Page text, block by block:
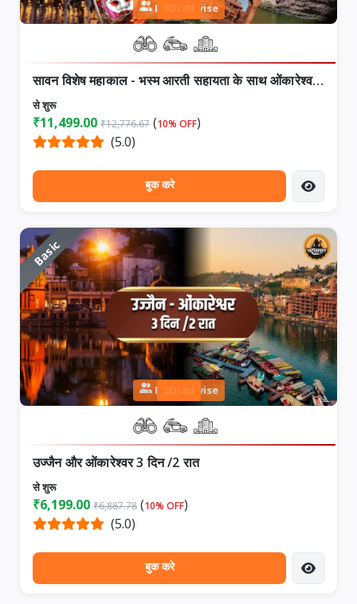
Person wise
3D/2N
सावन विशेष महाकाल - भस्म आरती सहायता के साथ ओंकारेश्वर वीआईपी दर्शन यात्रा
से शुरू
₹11,499.00 ₹12,776.67 (10% OFF)
(5.0)
बुक करे
Basic
Person wise
3D/2N
उज्जैन और ओंकारेश्वर 3 दिन /2 रात
से शुरू
₹6,199.00 ₹6,887.78 (10% OFF)
(5.0)
बुक करे